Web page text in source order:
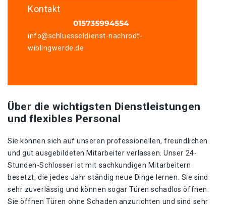
Kontakt
info@schluesseldienst-nachrodt-
wiblingwerde.de
Über die wichtigsten Dienstleistungen
und flexibles Personal
Sie können sich auf unseren professionellen, freundlichen
und gut ausgebildeten Mitarbeiter verlassen. Unser 24-
Stunden-Schlosser ist mit sachkundigen Mitarbeitern
besetzt, die jedes Jahr ständig neue Dinge lernen. Sie sind
sehr zuverlässig und können sogar Türen schadlos öffnen.
Sie öffnen Türen ohne Schaden anzurichten und sind sehr